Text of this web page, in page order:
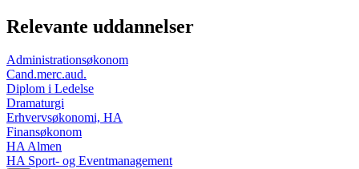
Relevante uddannelser
Administrationsøkonom
Cand.merc.aud.
Diplom i Ledelse
Dramaturgi
Erhvervsøkonomi, HA
Finansøkonom
HA Almen
HA Sport- og Eventmanagement